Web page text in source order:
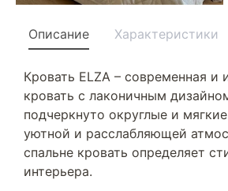
Описание Характеристики
Кровать ELZA – современная и
кровать с лаконичным
подчеркнуто округлые и
уютной и расслабляющей
спальне кровать определяет
интерьера.